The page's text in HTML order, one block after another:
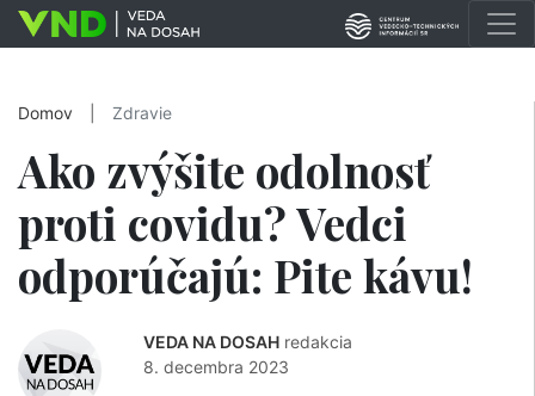
Domov Zdravie
Ako zvýšite odolnosť
proti covidu? Vedci
odporúčajú: Pite kávu!
VEDA NA DOSAH redakcia
8. decembra 2023